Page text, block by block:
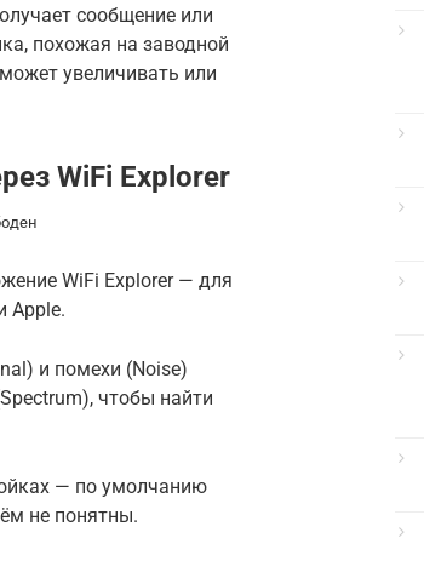
сообщение или
похожая на заводной
увеличивать или
WiFi Explorer
WiFi Explorer — для
Apple.
и помехи (Noise)
чтобы найти
— по умолчанию
не понятны.